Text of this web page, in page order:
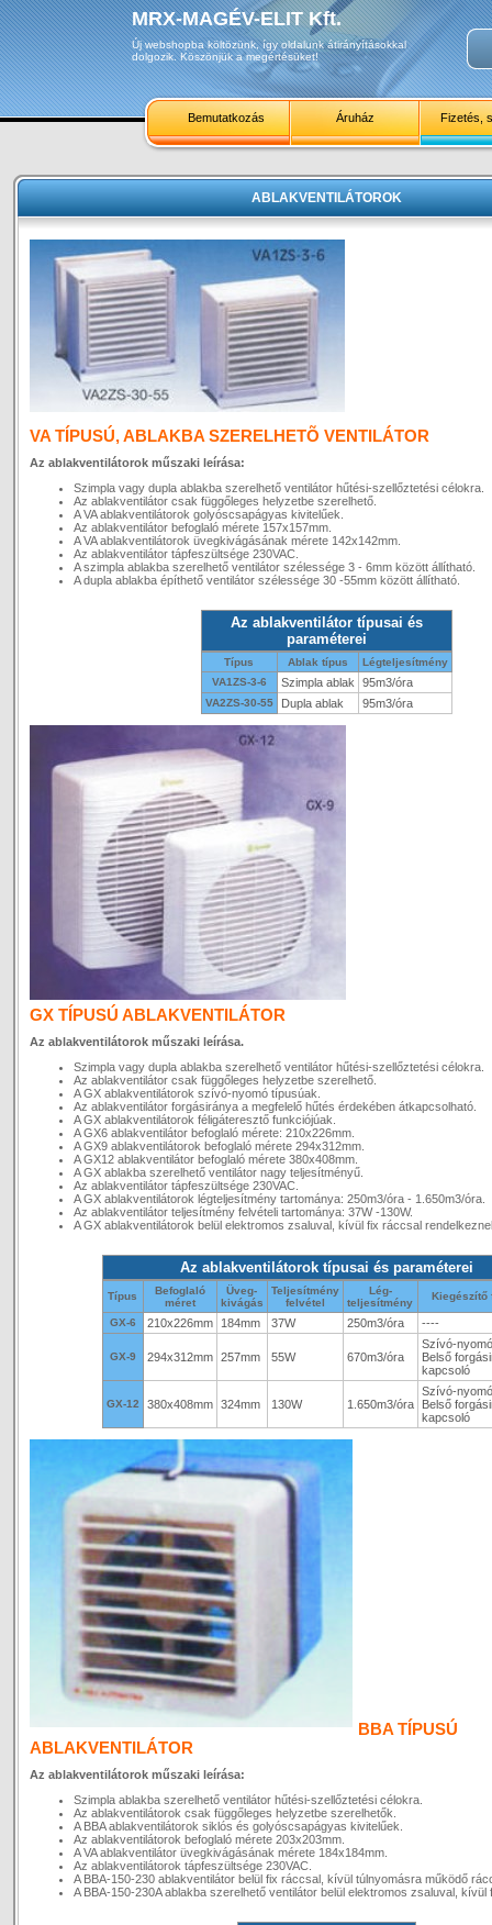
MRX-MAGÉV-ELIT Kft.
Új webshopba költözünk, így oldalunk átirányításokkal
dolgozik. Köszönjük a megértésüket!
Bemutatkozás Áruház Fizetés,
ABLAKVENTILÁTOROK
VA TÍPUSÚ, ABLAKBA SZERELHETÕ VENTILÁTOR
Az ablakventilátorok műszaki leírása:
Szimpla vagy dupla ablakba szerelhető ventilátor hűtési-szellőztetési célokra.
Az ablakventilátor csak függőleges helyzetbe szerelhető.
A VA ablakventilátorok golyóscsapágyas kivitelűek.
Az ablakventilátor befoglaló mérete 157x157mm.
A VA ablakventilátorok üvegkivágásának mérete 142x142mm.
Az ablakventilátor tápfeszültsége 230VAC.
A szimpla ablakba szerelhető ventilátor szélessége 3 - 6mm között állítható.
A dupla ablakba építhető ventilátor szélessége 30 -55mm között állítható.
Az ablakventilátor típusai és
paraméterei
Típus Ablak típus
Légteljesítmény
VA1ZS-3-6
Szimpla ablak 95m3/óra
VA2ZS-30-55 Dupla ablak 95m3/óra
GX TÍPUSÚ ABLAKVENTILÁTOR
Az ablakventilátorok műszaki leírása.
Szimpla vagy dupla ablakba szerelhető ventilátor hűtési-szellőztetési célokra.
Az ablakventilátor csak függőleges helyzetbe szerelhető.
A GX ablakventilátorok szívó-nyomó típusúak.
Az ablakventilátor forgásiránya a megfelelő hűtés érdekében átkapcsolható.
A GX ablakventilátorok féligáteresztő funkciójúak.
A GX6 ablakventilátor befoglaló mérete: 210x226mm.
A GX9 ablakventilátorok befoglaló mérete 294x312mm.
A GX12 ablakventilátor befoglaló mérete 380x408mm.
A GX ablakba szerelhető ventilátor nagy teljesítményű.
Az ablakventilátor tápfeszültsége 230VAC.
A GX ablakventilátorok légteljesítmény tartománya: 250m3/óra - 1.650m3/óra.
Az ablakventilátor teljesítmény felvételi tartománya: 37W -130W.
A GX ablakventilátorok belül elektromos zsaluval, kívül fix ráccsal
Az ablakventilátorok típusai és paraméterei
Típus
Befoglaló
méret
Üveg-
kivágás
Teljesítmény
felvétel
Lég-
teljesítmény
Kiegészítő
GX-6 210x226mm 184mm 37W 250m3/óra ----
GX-9 294x312mm 257mm 55W 670m3/óra
Szívó-
Belső
kapcsoló
GX-12 380x408mm 324mm 130W 1.650m3/óra
Szívó-
Belső
kapcsoló
BBA TÍPUSÚ
ABLAKVENTILÁTOR
Az ablakventilátorok műszaki leírása:
Szimpla ablakba szerelhető ventilátor hűtési-szellőztetési célokra.
Az ablakventilátorok csak függőleges helyzetbe szerelhetők.
A BBA ablakventilátorok siklós és golyóscsapágyas kivitelűek.
Az ablakventilátorok befoglaló mérete 203x203mm.
A VA ablakventilátor üvegkivágásának mérete 184x184mm.
Az ablakventilátorok tápfeszültsége 230VAC.
A BBA-150-230 ablakventilátor belül fix ráccsal, kívül túlnyomásra működő
A BBA-150-230A ablakba szerelhető ventilátor belül elektromos zsaluval,